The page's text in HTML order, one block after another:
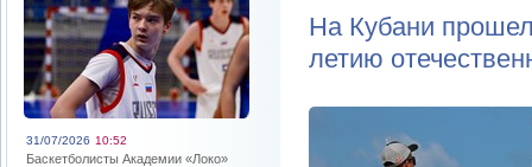
31/07/2026 10:52
Баскетболисты Академии «Локо»
На Кубани
летию